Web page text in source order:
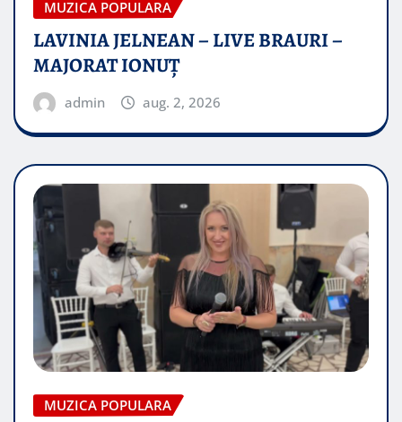
MUZICA POPULARA
LAVINIA JELNEAN – LIVE BRAURI –
MAJORAT IONUŢ
admin aug. 2, 2026
MUZICA POPULARA